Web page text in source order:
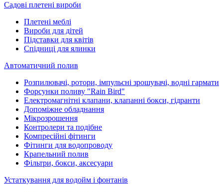
Садові плетені вироби
Плетені меблі
Вироби для дітей
Підставки для квітів
Спідниці для ялинки
Автоматичний полив
Розпилювачі, ротори, імпульсні зрошувачі, водні гармати
Форсунки поливу "Rain Bird"
Електромагнітні клапани, клапанні бокси, гідранти
Допоміжне обладнання
Мікрозрошення
Контролери та подібне
Компресійні фітинги
Фітинги для водопроводу
Крапельний полив
Фільтри, бокси, аксесуари
Устаткування для водойм і фонтанів